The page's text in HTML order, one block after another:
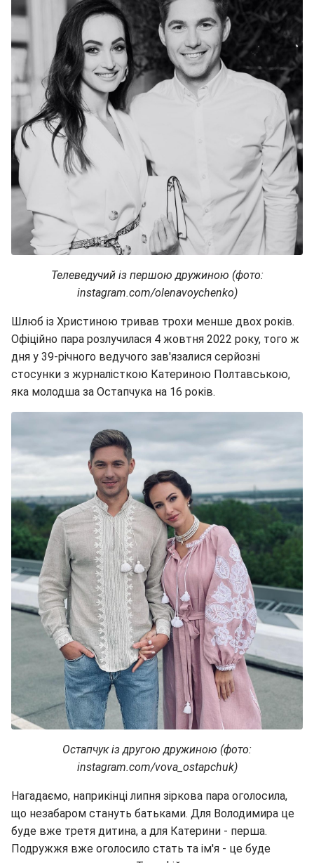
Телеведучий із першою дружиною (фото:
instagram.com/olenavoychenko)
Шлюб із Христиною тривав трохи менше двох років.
Офіційно пара розлучилася 4 жовтня 2022 року, того ж
дня у 39-річного ведучого зав'язалися серйозні
стосунки з журналісткою Катериною Полтавською,
яка молодша за Остапчука на 16 років.
Остапчук із другою дружиною (фото:
instagram.com/vova_ostapchuk)
Нагадаємо, наприкінці липня зіркова пара оголосила,
що незабаром стануть батьками. Для Володимира це
буде вже третя дитина, а для Катерини - перша.
Подружжя вже оголосило стать та ім'я - це буде